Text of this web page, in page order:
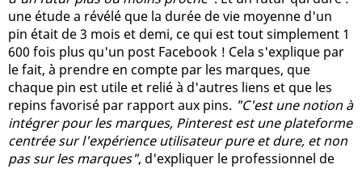
une étude a révélé que la durée de vie moyenne d'un
pin était de 3 mois et demi, ce qui est tout simplement 1
600 fois plus qu'un post Facebook ! Cela s'explique par
le fait, à prendre en compte par les marques, que
chaque pin est utile et relié à d'autres liens et que les
repins favorisé par rapport aux pins. "C'est une notion à
intégrer pour les marques, Pinterest est une plateforme
centrée sur l'expérience utilisateur pure et dure, et non
pas sur les marques", d'expliquer le professionnel de